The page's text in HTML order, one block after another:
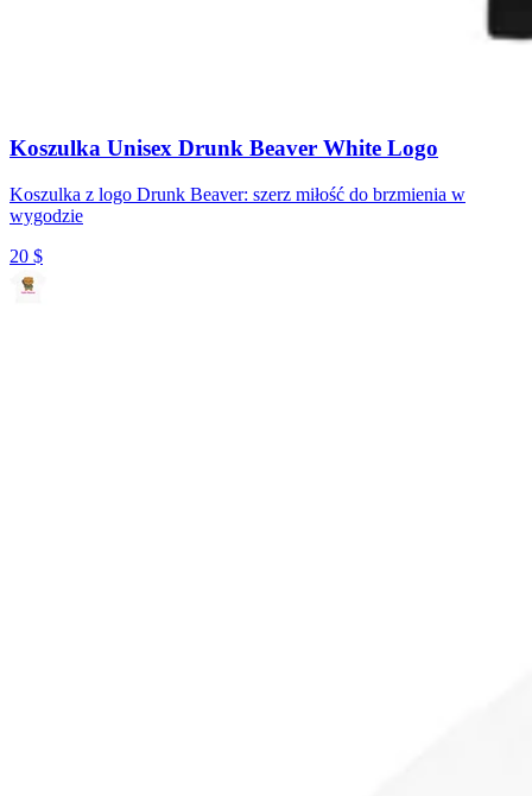
Koszulka Unisex Drunk Beaver White Logo
Koszulka z logo Drunk Beaver: szerz miłość do brzmienia w
wygodzie
20 $